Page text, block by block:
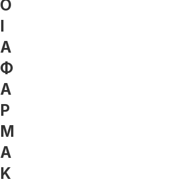
Ο
Ι
Α
Φ
Α
Ρ
Μ
Α
Κ